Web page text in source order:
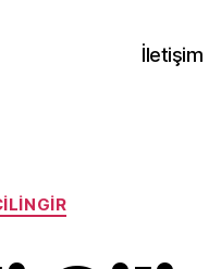
İletişim